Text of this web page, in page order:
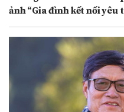
ảnh “Gia đình kết nối yêu